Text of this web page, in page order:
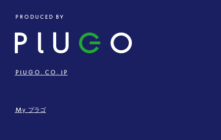
PRODUCED BY
PLU G O
PLUGO.CO.JP
My プラゴ